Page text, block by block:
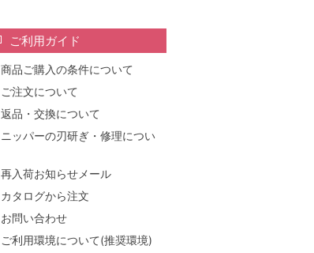
ご利用ガイド
商品ご購入の条件について
ご注文について
返品・交換について
ニッパーの刃研ぎ・修理につい
再入荷お知らせメール
カタログから注文
お問い合わせ
ご利用環境について(推奨環境)